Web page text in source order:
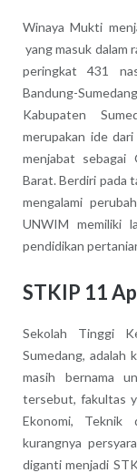
Winaya Mukti
yang masuk dalam
peringkat 431
Bandung-
Kabupaten
merupakan ide
menjabat sebagai
Barat. Berdiri pada
mengalami
UNWIM memiliki
pendidikan
STKIP 11
Sekolah Tinggi
Sumedang, adalah
masih bernama
tersebut, fakultas
Ekonomi, Teknik
kurangnya
diganti menjadi